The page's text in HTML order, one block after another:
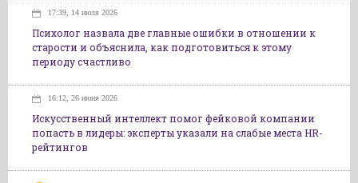
17:39, 14 июля 2026
Психолог назвала две главные ошибки в отношении к
старости и объяснила, как подготовиться к этому
периоду счастливо
16:12, 26 июня 2026
Искусственный интеллект помог фейковой компании
попасть в лидеры: эксперты указали на слабые места HR-
рейтингов